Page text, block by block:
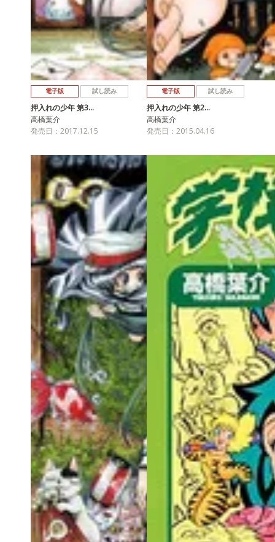
電子版 試し読み
押入れの少年 第3…
高橋葉介
発売日：2017.12.15
電子版 試し読み
押入れの少年 第2…
高橋葉介
発売日：2015.04.16